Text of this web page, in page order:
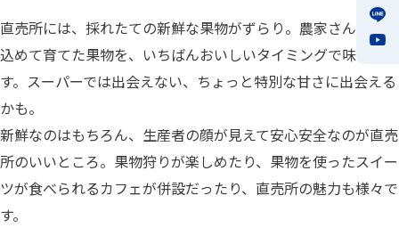
直売所には、採れたての新鮮な果物がずらり。農家さんが丹精
込めて育てた果物を、いちばんおいしいタイミングで味わえま
す。スーパーでは出会えない、ちょっと特別な甘さに出会える
かも。
新鮮なのはもちろん、生産者の顔が見えて安心安全なのが直売
所のいいところ。果物狩りが楽しめたり、果物を使ったスイー
ツが食べられるカフェが併設だったり、直売所の魅力も様々で
す。